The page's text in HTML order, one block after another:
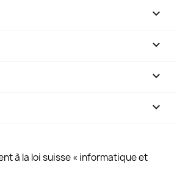



keyboard_arrow_down
à la loi suisse « informatique et